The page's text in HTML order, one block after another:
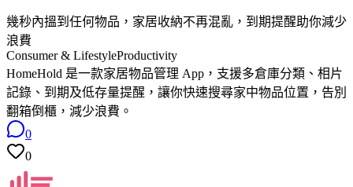
幾秒內搵到任何物品，家居收納不再混亂，到期提醒助你減少
浪費
Consumer & LifestyleProductivity
HomeHold 是一款家居物品管理 App，支援多倉庫分類、相片
記錄、到期及低存量提醒，讓你快速搜尋家中物品位置，告別
翻箱倒櫃，減少浪費。
0
0